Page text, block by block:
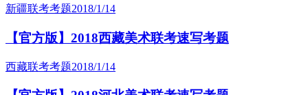
新疆联考考题2018/1/14
【官方版】2018西藏美术联考速写考题
西藏联考考题2018/1/14